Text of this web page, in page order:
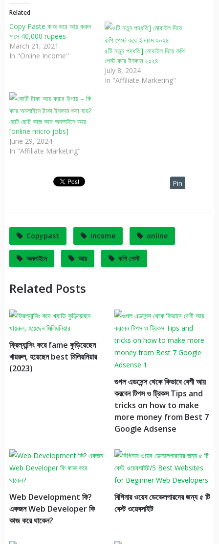
Related
Copy Paste কাজ করে আয় করুন
মাসে 40,000 rupees
March 21, 2021
In "Online Income"
৫টি নতুন পদ্ধতি] মোবাইল দিয়ে কপি
পেস্ট করে ইনকাম ২০২৪
July 8, 2024
In "Affiliate Marketing"
ছোট ছোট কাজ করে অনলাইনে আয়
[online micro jobs]
June 29, 2024
In "Affiliate Marketing"
Pin
Copypast Income online
অনলাইনে আয় কপি পেস্ট
Related Posts
ফ্রিল্যান্সিং করে fame কুড়িয়েছেন
খায়রুল, হয়েছেন best মিলিয়নিয়ার
(2023)
গুগল এডসেন্স থেকে কিভাবে বেশী আয়
করবেন টিপস ও ট্রিকস Tips and
tricks on how to make
more money from Best 7
Google Adsense
Web Development কি?
একজন Web Developer কি
কাজ করে থাকেন?
বিগিনার ওয়েব ডেভেলপারদের জন্য ৫ টি
বেস্ট ওয়েবসাইট